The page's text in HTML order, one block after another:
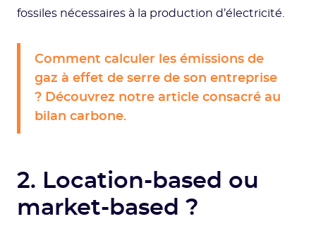
fossiles nécessaires à la production d’électricité.
Comment calculer les émissions de
gaz à effet de serre de son entreprise
? Découvrez notre article consacré au
bilan carbone.
2. Location-based ou
market-based ?